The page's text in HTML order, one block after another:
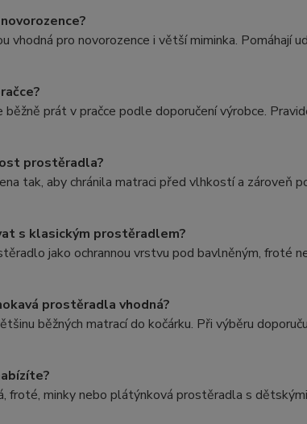
vhodná pro novorozence i větší miminka. Pomáhají
prát v pračce podle doporučení výrobce.
prostěradla?
tak, aby chránila matraci před vlhkostí a
s klasickým prostěradlem?
jako ochrannou vrstvu pod bavlněným, froté
prostěradla vhodná?
běžných matrací do kočárku. Při výběru
froté, minky nebo plátýnková prostěradla s